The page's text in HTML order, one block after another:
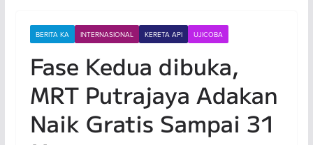
BERITA KA INTERNASIONAL KERETA API UJICOBA
Fase Kedua dibuka,
MRT Putrajaya Adakan
Naik Gratis Sampai 31